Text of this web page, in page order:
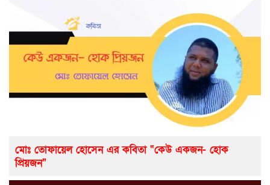
মোঃ তোফায়েল হোসেন এর কবিতা “কেউ একজন- হোক
প্রিয়জন”